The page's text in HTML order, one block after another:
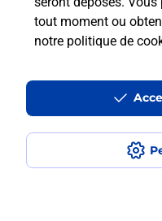
tout moment ou
notre politique de
Accessibilité :
Conditions contractuelles
Mentions légales